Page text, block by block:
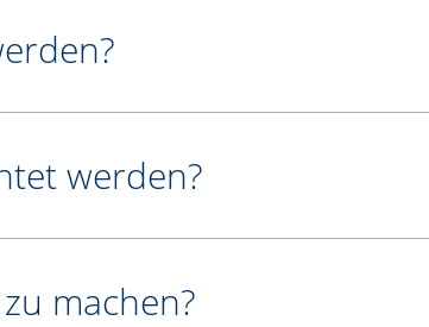
werden?
machen?